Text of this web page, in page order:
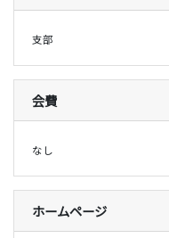
支部
会費
なし
ホームページ